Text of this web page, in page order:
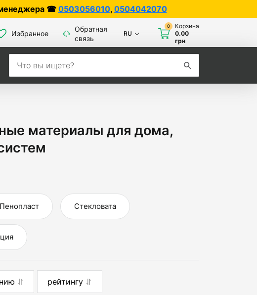
,0504042070
Избранное
Обратная
связь
RU
0
Корзина
0.00
грн
материалы для дома,
Пенопласт Стекловата
рейтингу